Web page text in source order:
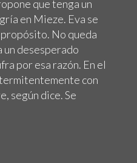
que tenga un
en Mieze. Eva se
No queda
un desesperado
por esa razón. En el
con
según dice. Se